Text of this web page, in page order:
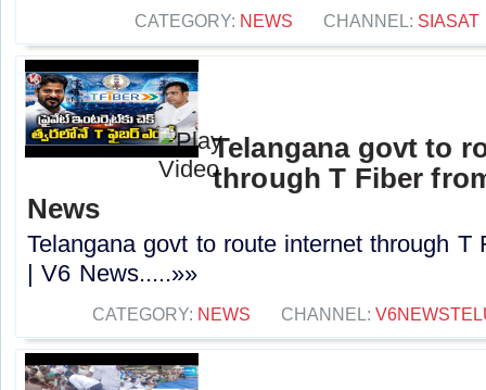
CATEGORY: NEWS CHANNEL: SIASAT
Telangana govt to
through T Fiber
News
Telangana govt to route internet through T
| V6 News.....»»
CATEGORY: NEWS CHANNEL: